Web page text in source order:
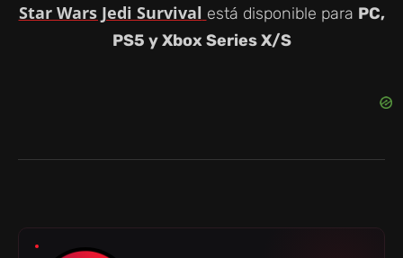
Star Wars Jedi Survival está disponible para PC,
PS5 y Xbox Series X/S